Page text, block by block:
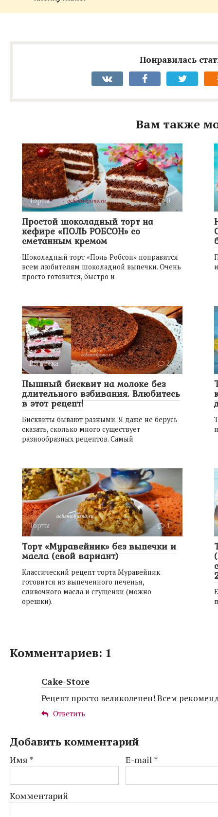
Понравилась
Вам также
Торты 0
Простой шоколадный торт на
кефире «ПОЛЬ РОБСОН» со
сметанным кремом
Шоколадный торт «Поль Робсон» понравится
всем любителям шоколадной выпечки. Очень
просто готовится, быстро и
Выпечка 2
Пышный бисквит на молоке без
длительного взбивания. Влюбитесь
в этот рецепт!
Бисквиты бывают разными. Я даже не берусь
сказать, сколько много существует
разнообразных рецептов. Самый
Торты 1
Торт «Муравейник» без выпечки и
масла (свой вариант)
Классический рецепт торта Муравейник
готовится из выпеченного печенья,
сливочного масла и сгущенки (можно
орешки).
Комментариев: 1
Cake-Store
Рецепт просто великолепен! Всем
Ответить
Добавить комментарий
Имя * E-mail *
Комментарий